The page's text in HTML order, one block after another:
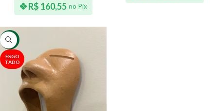
R$ 160,55 no Pix
-8%
ESGO
TADO